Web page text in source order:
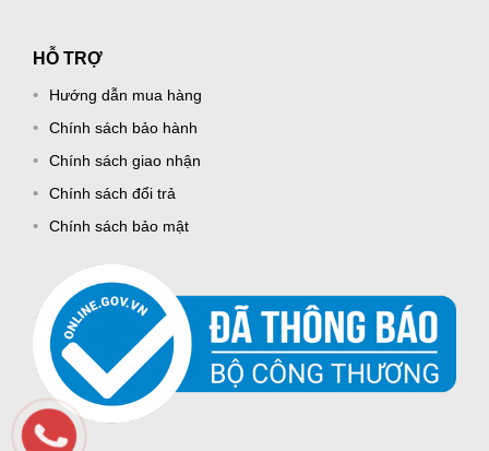
HỖ TRỢ
Hướng dẫn mua hàng
Chính sách bảo hành
Chính sách giao nhận
Chính sách đổi trả
Chính sách bảo mật